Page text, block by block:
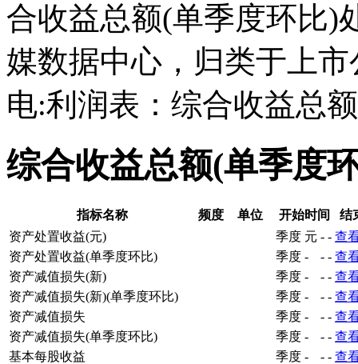
合收益总额(单季度环比)
媒数据中心，归类于上
电:利润表：综合收益总
综合收益总额(单季度
指标名称 频度 单位 开始时间
结
资产处置收益(元)
季度 元 - - 查
资产处置收益(单季度环比)
季度 - - - 查
资产减值损失(新)
季度 - - - 查
资产减值损失(新)(单季度环比)
季度 - - - 查
资产减值损失
季度 - - - 查
资产减值损失(单季度环比)
季度 - - - 查
基本每股收益
季度 - - - 查